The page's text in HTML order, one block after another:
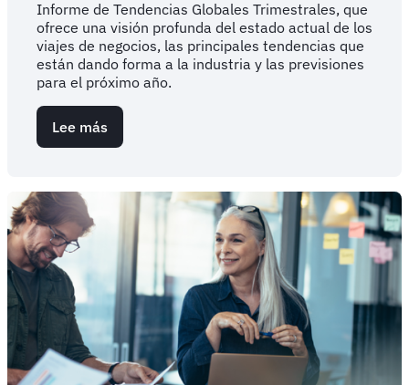
Informe de Tendencias Globales Trimestrales, que
ofrece una visión profunda del estado actual de los
viajes de negocios, las principales tendencias que
están dando forma a la industria y las previsiones
para el próximo año.
Lee más
Demanda
Impulsa
Crecimiento
Incremental
Continuo
de
los
Viajes
de
Negocios